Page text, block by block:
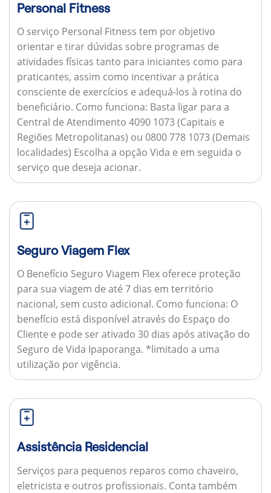
Personal Fitness
O serviço Personal Fitness tem por objetivo
orientar e tirar dúvidas sobre programas de
atividades físicas tanto para iniciantes como para
praticantes, assim como incentivar a prática
consciente de exercícios e adequá-los à rotina do
beneficiário. Como funciona: Basta ligar para a
Central de Atendimento 4090 1073 (Capitais e
Regiões Metropolitanas) ou 0800 778 1073 (Demais
localidades) Escolha a opção Vida e em seguida o
serviço que deseja acionar.
Seguro Viagem Flex
O Benefício Seguro Viagem Flex oferece proteção
para sua viagem de até 7 dias em território
nacional, sem custo adicional. Como funciona: O
benefício está disponível através do Espaço do
Cliente e pode ser ativado 30 dias após ativação do
Seguro de Vida Ipaporanga. *limitado a uma
utilização por vigência.
Assistência Residencial
Serviços para pequenos reparos como chaveiro,
eletricista e outros profissionais. Conta também